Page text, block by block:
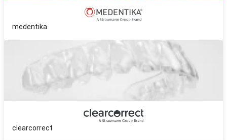
medentika
clearcorrect